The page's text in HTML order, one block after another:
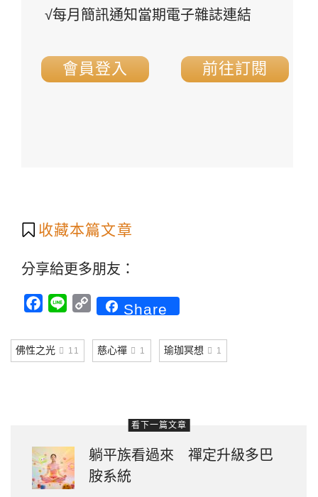
√每月簡訊通知當期電子雜誌連結
會員登入 前往訂閱
收藏本篇文章
分享給更多朋友：
Facebook
Line CopyShare
佛性之光 11 慈心禪 1 瑜珈冥想 1
看下一篇文章
躺平族看過來 禪定升級多巴
胺系統